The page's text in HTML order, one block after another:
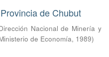
de Chubut
Nacional de Minería y
de Economía, 1989)